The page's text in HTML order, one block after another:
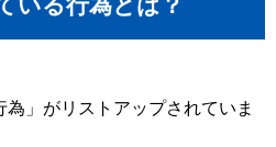
」がリストアップされていま